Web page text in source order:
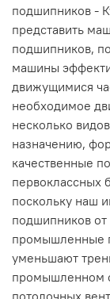
подшипников -
представить
подшипников,
машины
движущимися
необходимое
несколько
назначению,
качественные
первоклассных
поскольку наш
подшипников
промышленные
уменьшают
промышленном
потолочных